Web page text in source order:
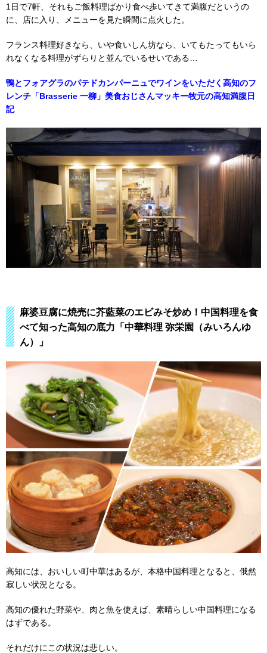
1日で7軒、それもご飯料理ばかり食べ歩いてきて満腹だというの
に、店に入り、メニューを見た瞬間に点火した。
フランス料理好きなら、いや食いしん坊なら、いてもたってもいら
れなくなる料理がずらりと並んでいるせいである…
鴨とフォアグラのパテドカンパーニュでワインをいただく高知のフ
レンチ「Brasserie 一柳」美食おじさんマッキー牧元の高知満腹日
記
麻婆豆腐に焼売に芥藍菜のエビみそ炒め！中国料理を食
べて知った高知の底力「中華料理 弥栄園（みいろんゆ
ん）」
高知には、おいしい町中華はあるが、本格中国料理となると、俄然
寂しい状況となる。
高知の優れた野菜や、肉と魚を使えば、素晴らしい中国料理になる
はずである。
それだけにこの状況は悲しい。